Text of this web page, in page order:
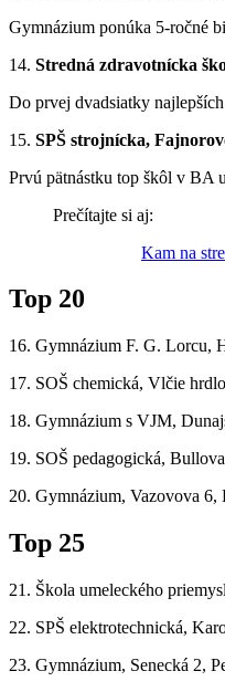
Gymnázium ponúka 5-ročné
14. Stredná zdravotnícka
Do prvej dvadsiatky
15. SPŠ strojnícka,
Prvú pätnástku top škôl v BA
Prečítajte si aj:
Kam na
Top 20
16. Gymnázium F. G. Lorcu,
17. SOŠ chemická, Vlčie
18. Gymnázium s VJM,
19. SOŠ pedagogická,
20. Gymnázium, Vazovova 6,
Top 25
21. Škola umeleckého
22. SPŠ elektrotechnická,
23. Gymnázium, Senecká 2,